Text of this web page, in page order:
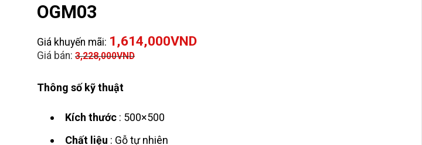
OGM03
Giá khuyến mãi: 1,614,000VND
Giá bán: 3,228,000VND
Thông số kỹ thuật
Kích thước : 500×500
Chất liệu : Gỗ tự nhiên